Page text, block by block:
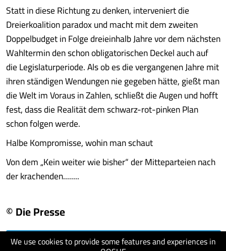
We use cookies to provide some features and experiences in
Statt in diese Richtung zu denken, interveniert die
Dreierkoalition paradox und macht mit dem zweiten
Doppelbudget in Folge dreieinhalb Jahre vor dem nächsten
Wahltermin den schon obligatorischen Deckel auch auf
die Legislaturperiode. Als ob es die vergangenen Jahre mit
ihren ständigen Wendungen nie gegeben hätte, gießt man
die Welt im Voraus in Zahlen, schließt die Augen und hofft
fest, dass die Realität dem schwarz-rot-pinken Plan
schon folgen werde.
Halbe Kompromisse, wohin man schaut
Von dem „Kein weiter wie bisher“ der Mitteparteien nach
der krachenden........
© Die Presse